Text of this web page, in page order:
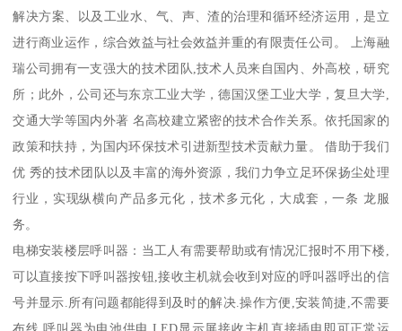
解决方案、以及工业水、气、声、渣的治理和循环经济运用，是立
进行商业运作，综合效益与社会效益并重的有限责任公司。 上海融
瑞公司拥有一支强大的技术团队,技术人员来自国内、外高校，研究
所；此外，公司还与东京工业大学，德国汉堡工业大学，复旦大学,
交通大学等国内外著 名高校建立紧密的技术合作关系。依托国家的
政策和扶持，为国内环保技术引进新型技术贡献力量。 借助于我们
优 秀的技术团队以及丰富的海外资源，我们力争立足环保扬尘处理
行业，实现纵横向产品多元化，技术多元化，大成套，一条 龙服
务。
电梯安装楼层呼叫器：当工人有需要帮助或有情况汇报时不用下楼,
可以直接按下呼叫器按钮,接收主机就会收到对应的呼叫器呼出的信
号并显示.所有问题都能得到及时的解决.操作方便,安装简捷,不需要